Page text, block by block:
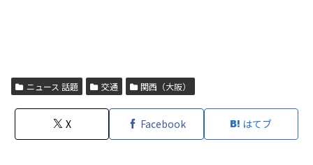
ニュース 話題 交通 関西（大阪）
X Facebook はてブ